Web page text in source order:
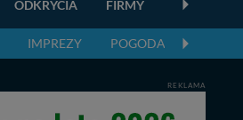
ODKRYCIA FIRMY
IMPREZY POGODA
REKLAMA